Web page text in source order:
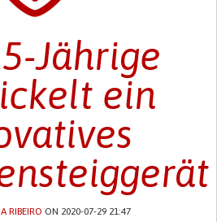
Jährige
ein
RIBEIRO ON 2020-07-29 21:47